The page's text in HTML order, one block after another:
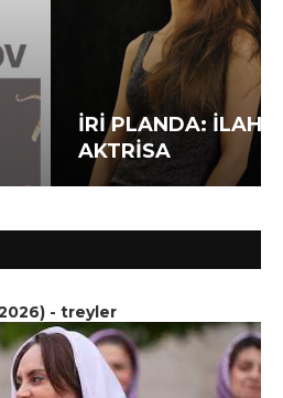
HƏSƏNOVA –
- treyler